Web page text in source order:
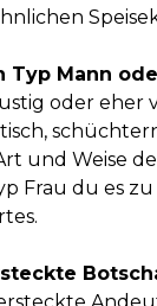
Typ Mann
oder eher
und Weise
Frau du es